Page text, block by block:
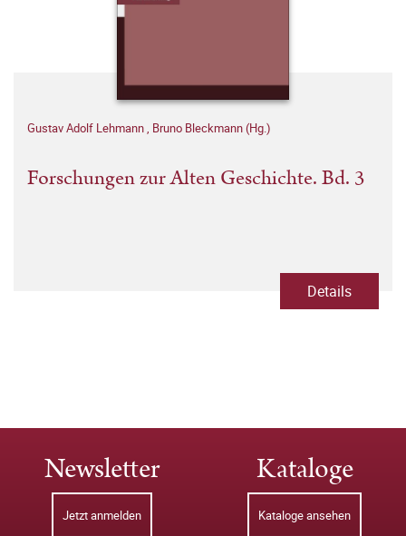
Gustav Adolf Lehmann, Bruno Bleckmann (Hg.)
Forschungen zur Alten Geschichte. Bd. 3
Details
Newsletter
Jetzt anmelden
Kataloge
Kataloge ansehen